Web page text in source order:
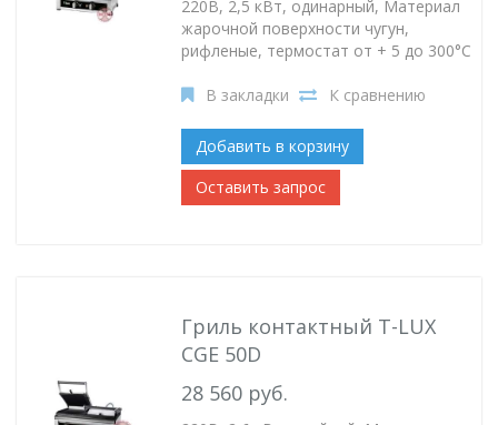
220В, 2,5 кВт, одинарный, Материал
жарочной поверхности чугун,
рифленые, термостат от + 5 до 300°C
В закладки К сравнению
Добавить в корзину
Оставить запрос
Гриль контактный T-LUX
CGE 50D
28 560 руб.